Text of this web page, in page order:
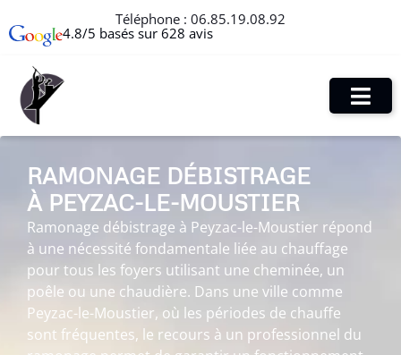
Téléphone : 06.85.19.08.92
4.8/5 basés sur 628 avis
RAMONAGE DÉBISTRAGE
À PEYZAC-LE-MOUSTIER
Ramonage débistrage à Peyzac-le-Moustier répond
à une nécessité fondamentale liée au chauffage
pour tous les foyers utilisant une cheminée, un
poêle ou une chaudière. Dans une ville comme
Peyzac-le-Moustier, où les périodes de chauffe
sont fréquentes, le recours à un professionnel du